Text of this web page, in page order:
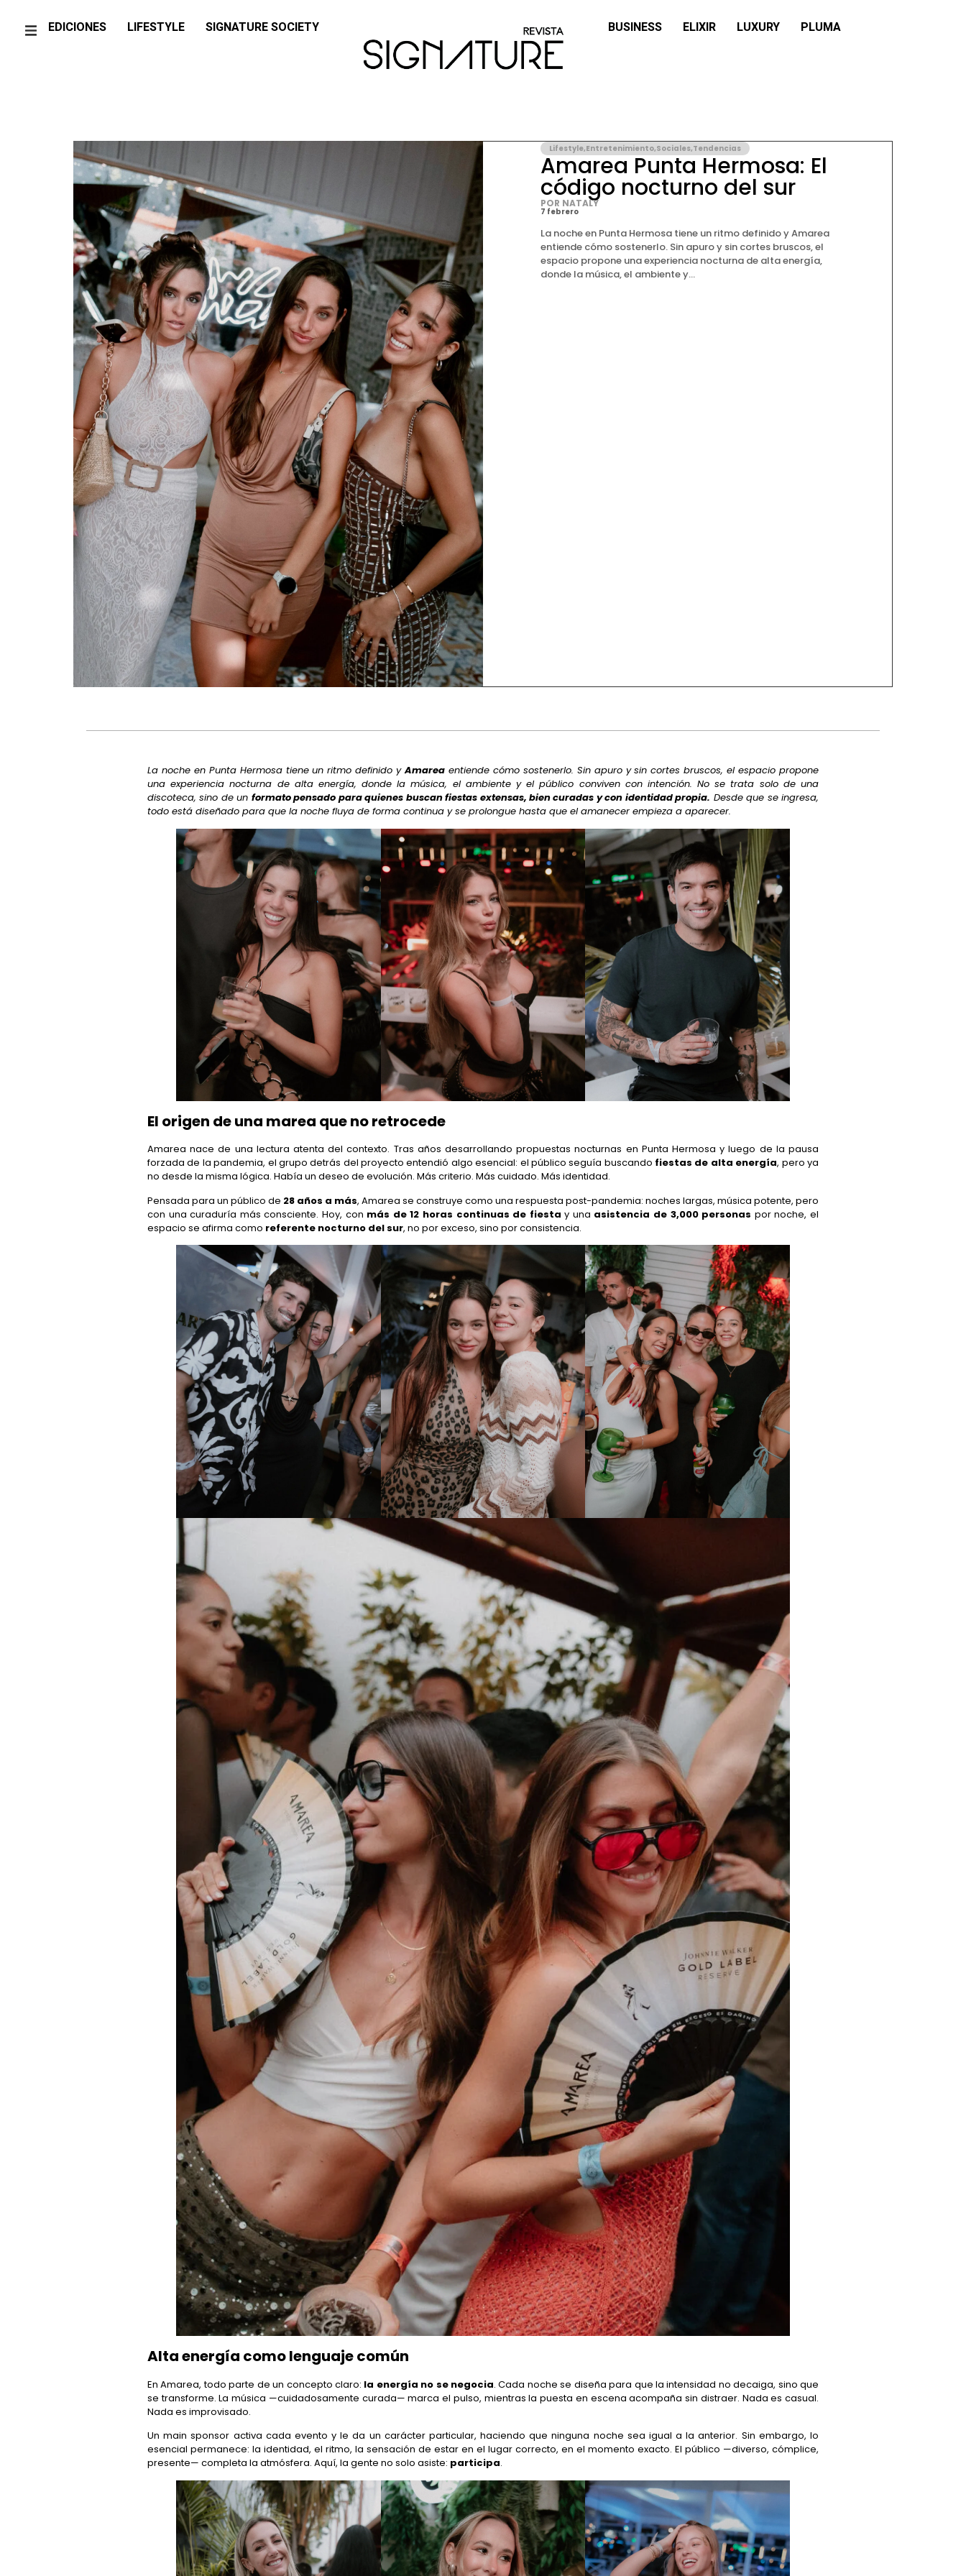
EDICIONES LIFESTYLE SIGNATURE SOCIETY BUSINESS ELIXIR LUXURY PLUMA
Lifestyle,Entretenimiento,Sociales,Tendencias
Amarea Punta Hermosa: El
código nocturno del sur
POR NATALY
7 febrero
La noche en Punta Hermosa tiene un ritmo definido y Amarea
entiende cómo sostenerlo. Sin apuro y sin cortes bruscos, el
espacio propone una experiencia nocturna de alta energía,
donde la música, el ambiente y...
La noche en Punta Hermosa tiene un ritmo definido yAmarea entiende cómo sostenerlo. Sin apuro y sin cortes bruscos, el espacio propone
una experiencia nocturna de alta energía, donde la música, el ambiente y el público conviven con intención. No se trata solo de una
discoteca, sino de un formato pensado para quienes buscan fiestas extensas, bien curadas y con identidad propia. Desde que se ingresa,
todo está diseñado para que la noche fluya de forma continua y se prolongue hasta que el amanecer empieza a aparecer.
El origen de una marea que no retrocede
Amarea nace de una lectura atenta del contexto. Tras años desarrollando propuestas nocturnas en Punta Hermosa y luego de la pausa
forzada de la pandemia, el grupo detrás del proyecto entendió algo esencial: el público seguía buscando fiestas de alta energía, pero ya
no desde la misma lógica. Había un deseo de evolución. Más criterio. Más cuidado. Más identidad.
Pensada para un público de 28 años a más, Amarea se construye como una respuesta post-pandemia: noches largas, música potente, pero
con una curaduría más consciente. Hoy, con más de 12 horas continuas de fiesta y una asistencia de 3,000 personas por noche, el
espacio se afirma como referente nocturno del sur, no por exceso, sino por consistencia.
Alta energía como lenguaje común
En Amarea, todo parte de un concepto claro: la energía no se negocia. Cada noche se diseña para que la intensidad no decaiga, sino que
se transforme. La música —cuidadosamente curada— marca el pulso, mientras la puesta en escena acompaña sin distraer. Nada es casual.
Nada es improvisado.
Un main sponsor activa cada evento y le da un carácter particular, haciendo que ninguna noche sea igual a la anterior. Sin embargo, lo
esencial permanece: la identidad, el ritmo, la sensación de estar en el lugar correcto, en el momento exacto. El público —diverso, cómplice,
presente— completa la atmósfera. Aquí, la gente no solo asiste: participa.